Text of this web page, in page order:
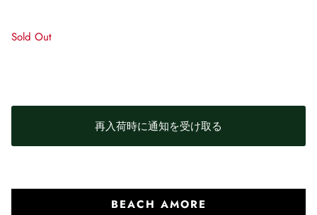
Sold Out
再入荷時に通知を受け取る
BEACH AMORE